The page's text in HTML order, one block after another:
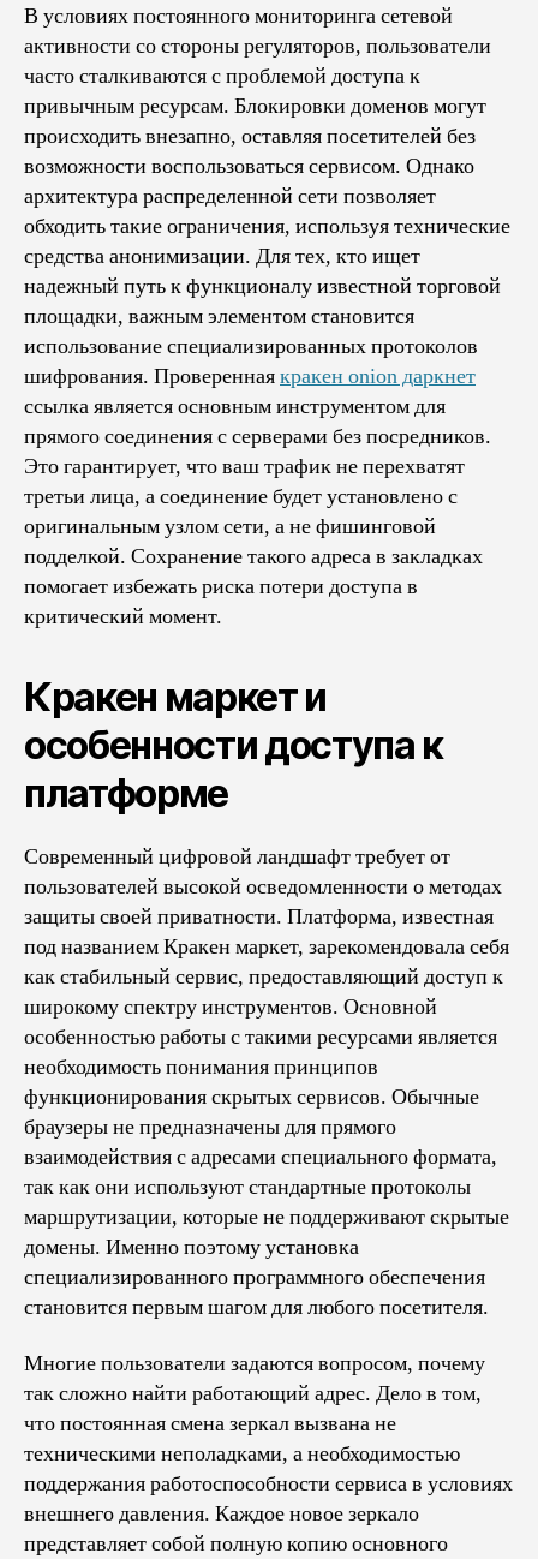
В условиях постоянного мониторинга сетевой
активности со стороны регуляторов, пользователи
часто сталкиваются с проблемой доступа к
привычным ресурсам. Блокировки доменов могут
происходить внезапно, оставляя посетителей без
возможности воспользоваться сервисом. Однако
архитектура распределенной сети позволяет
обходить такие ограничения, используя технические
средства анонимизации. Для тех, кто ищет
надежный путь к функционалу известной торговой
площадки, важным элементом становится
использование специализированных протоколов
шифрования. Провереннаякракен onion даркнет
ссылка является основным инструментом для
прямого соединения с серверами без посредников.
Это гарантирует, что ваш трафик не перехватят
третьи лица, а соединение будет установлено с
оригинальным узлом сети, а не фишинговой
подделкой. Сохранение такого адреса в закладках
помогает избежать риска потери доступа в
критический момент.
Кракен маркет и
особенности доступа к
платформе
Современный цифровой ландшафт требует от
пользователей высокой осведомленности о методах
защиты своей приватности. Платформа, известная
под названием Кракен маркет, зарекомендовала себя
как стабильный сервис, предоставляющий доступ к
широкому спектру инструментов. Основной
особенностью работы с такими ресурсами является
необходимость понимания принципов
функционирования скрытых сервисов. Обычные
браузеры не предназначены для прямого
взаимодействия с адресами специального формата,
так как они используют стандартные протоколы
маршрутизации, которые не поддерживают скрытые
домены. Именно поэтому установка
специализированного программного обеспечения
становится первым шагом для любого посетителя.
Многие пользователи задаются вопросом, почему
так сложно найти работающий адрес. Дело в том,
что постоянная смена зеркал вызвана не
техническими неполадками, а необходимостью
поддержания работоспособности сервиса в условиях
внешнего давления. Каждое новое зеркало
представляет собой полную копию основного